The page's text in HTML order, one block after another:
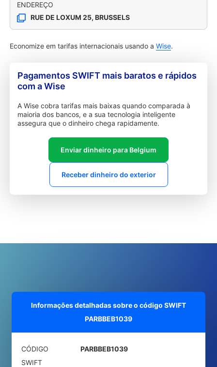
ENDEREÇO
RUE DE LOXUM 25, BRUSSELS
Economize em tarifas internacionais usando a Wise.
Pagamentos SWIFT mais baratos e rápidos
com a Wise
A Wise cobra tarifas mais baixas quando comparada à
maioria dos bancos, e a sua tecnologia inteligente
assegura que o dinheiro chega rapidamente.
Enviar dinheiro para Belgium
Receber dinheiro do exterior
Informações detalhadas sobre o código SWIFT
PARBBEB1039
CÓDIGO
SWIFT
PARBBEB1039